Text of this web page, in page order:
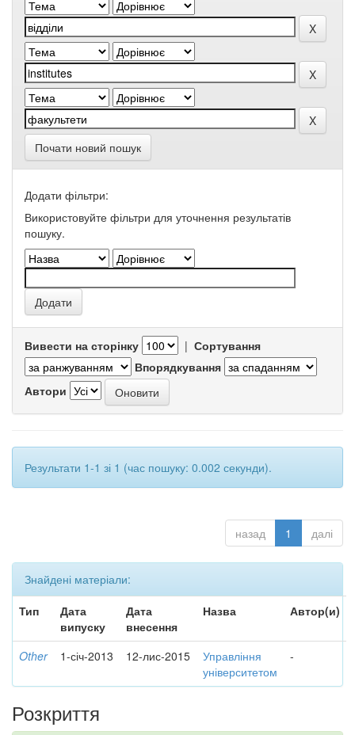
Почати новий пошук
Додати фільтри:
Використовуйте фільтри для уточнення результатів
пошуку.
Вивести на сторінку | Сортування
Впорядкування
Автори
Результати 1-1 зі 1 (час пошуку: 0.002 секунди).
назад 1 далі
Знайдені матеріали:
Тип
Дата
випуску
Дата
внесення
Назва Автор(и)
Other 1-січ-2013 12-лис-2015
Управління
університетом
-
Розкриття